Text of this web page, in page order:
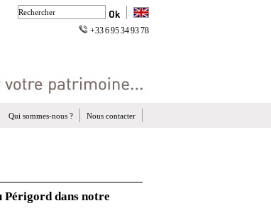
+33 6 95 34 93 78
Nous contacter
Qui sommes-nous ?
Périgord dans notre